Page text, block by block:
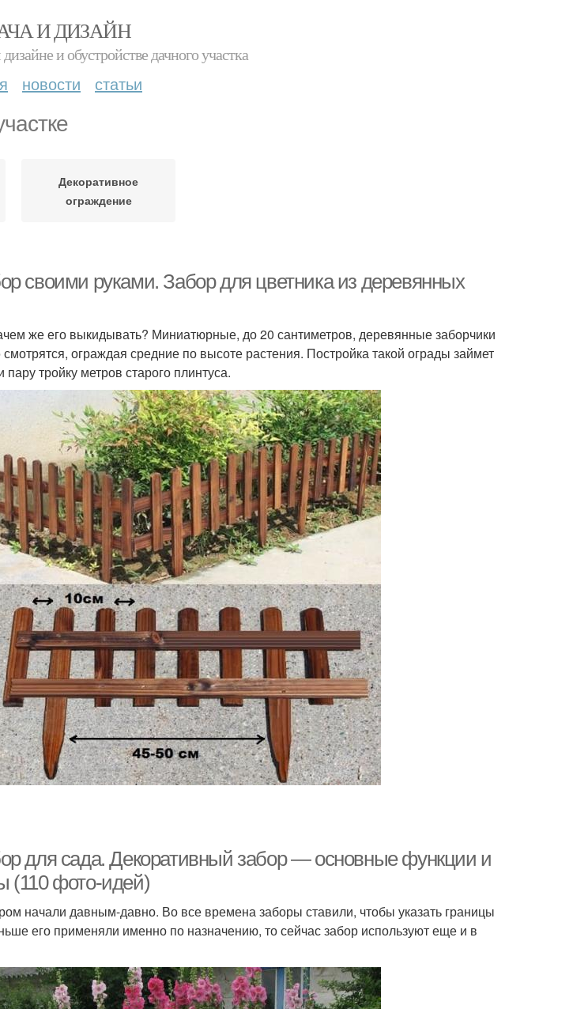
И ДИЗАЙН
и обустройстве дачного участка
новости статьи
Декоративное
ограждение
своими руками. Забор для цветника из деревянных
же его выкидывать? Миниатюрные, до 20 сантиметров, деревянные заборчики
ограждая средние по высоте растения. Постройка такой ограды займет
тройку метров старого плинтуса.
для сада. Декоративный забор — основные функции и
(110 фото-идей)
начали давным-давно. Во все времена заборы ставили, чтобы указать границы
его применяли именно по назначению, то сейчас забор используют еще и в